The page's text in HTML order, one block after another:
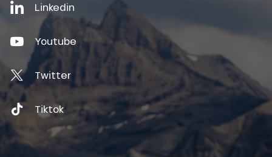
Linkedin
Youtube
Twitter
Tiktok